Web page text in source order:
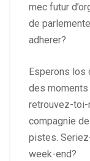
mec futur
de
adherer?
Esperons los
des moments
retrouvez-toi-
compagnie
pistes.
week-end?